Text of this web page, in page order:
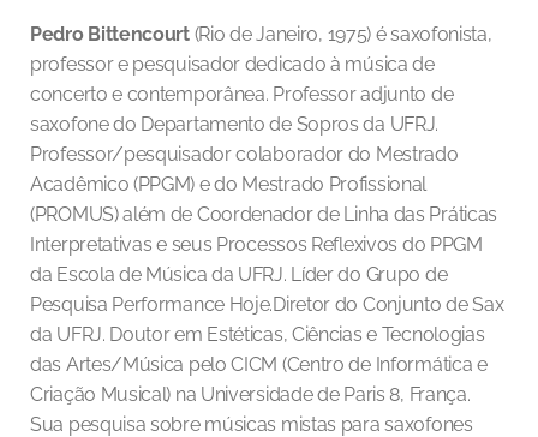
Pedro Bittencourt (Rio de Janeiro, 1975) é saxofonista,
professor e pesquisador dedicado à música de
concerto e contemporânea. Professor adjunto de
saxofone do Departamento de Sopros da UFRJ.
Professor/pesquisador colaborador do Mestrado
Acadêmico (PPGM) e do Mestrado Profissional
(PROMUS) além de Coordenador de Linha das Práticas
Interpretativas e seus Processos Reflexivos do PPGM
da Escola de Música da UFRJ. Líder do Grupo de
Pesquisa Performance Hoje.Diretor do Conjunto de Sax
da UFRJ. Doutor em Estéticas, Ciências e Tecnologias
das Artes/Música pelo CICM (Centro de Informática e
Criação Musical) na Universidade de Paris 8, França.
Sua pesquisa sobre músicas mistas para saxofones